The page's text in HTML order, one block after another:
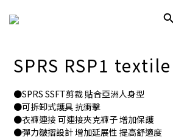
SPRS RSP1
●SPRS SSFT剪裁 貼合亞洲人身型
●可拆卸式護具 抗衝擊
●衣褲連接 可連接夾克褲子 增加保護
●彈力皺摺設計 增加延展性 提高舒適度